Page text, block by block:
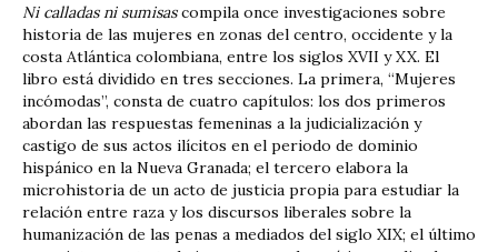
Ni calladas ni sumisascompila once investigaciones sobre
historia de las mujeres en zonas del centro, occidente y la
costa Atlántica colombiana, entre los siglos XVII y XX. El
libro está dividido en tres secciones. La primera, “Mujeres
incómodas”, consta de cuatro capítulos: los dos primeros
abordan las respuestas femeninas a la judicialización y
castigo de sus actos ilícitos en el periodo de dominio
hispánico en la Nueva Granada; el tercero elabora la
microhistoria de un acto de justicia propia para estudiar la
relación entre raza y los discursos liberales sobre la
humanización de las penas a mediados del siglo XIX; el último